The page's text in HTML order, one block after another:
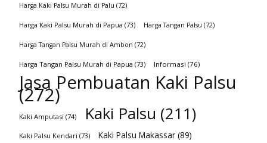
Harga Kaki Palsu Murah di Palu (72)
Harga Kaki Palsu Murah di Papua (73) Harga Tangan Palsu (72)
Harga Tangan Palsu Murah di Ambon (72)
Harga Tangan Palsu Murah di Papua (73) Informasi (76)
Jasa Pembuatan Kaki Palsu
(272)
Kaki Amputasi (74) Kaki Palsu (211)
Kaki Palsu Kendari (73) Kaki Palsu Makassar (89)